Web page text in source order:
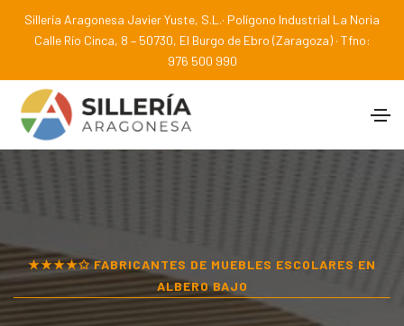
Sillería Aragonesa Javier Yuste, S.L.· Polígono Industrial La Noria
Calle Río Cinca, 8 – 50730, El Burgo de Ebro (Zaragoza) · Tfno:
976 500 990
★★★★✩ FABRICANTES DE MUEBLES ESCOLARES EN
ALBERO BAJO